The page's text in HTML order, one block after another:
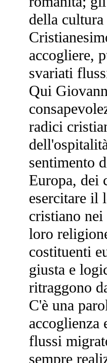
della
accogliere,
svariati
Qui
radici
sentimento
Europa, dei
esercitare il
cristiano
loro
costituenti
giusta e
ritraggono
C'è una
flussi
sempre